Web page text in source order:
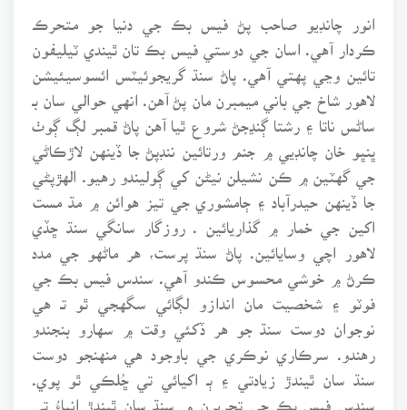
انور چانڊيو صاحب پڻ فيس بڪ جي دنيا جو متحرڪ
ڪردار آهي. اسان جي دوستي فيس بڪ تان ٿيندي ٽيليفون
تائين وڃي پهتي آهي. پاڻ سنڌ گريجوئيٽس ائسوسيئيشن
لاهور شاخ جي باني ميمبرن مان پڻ آهن. انهي حوالي سان بـ
ساڻس ناتا ۽ رشتا ڳنڍجڻ شروع ٿيا آهن پاڻ قمبر لڳ ڳوٺ
ڀنڀو خان چانڊيي ۾ جنم ورتائين ننڊپڻ جا ڏينهن لاڙڪاڻي
جي گهٽين ۾ ڪن نشيلن نيڻن کي ڳوليندو رهيو. الهڙپڻي
جا ڏينهن حيدرآباد ۽ ڄامشوري جي تيز هوائن ۾ مڌ مست
اکين جي خمار ۾ گذاريائين . روزگار سانگي سنڌ ڇڏي
لاهور اچي وسايائين. پاڻ سنڌ پرست، هر ماڻهو جي مدد
ڪرڻ ۾ خوشي محسوس ڪندو آهي. سندس فيس بڪ جي
فوٽو ۽ شخصيت مان اندازو لڳائي سگهجي ٿو تـ هي
نوجوان دوست سنڌ جو هر ڏکئي وقت ۾ سهارو بنجندو
رهندو. سرڪاري نوڪري جي باوجود هي منهنجو دوست
سنڌ سان ٿيندڙ زيادتي ۽ ٻـ اکيائي تي ڇُلڪي ٿو پوي.
سندس فيس بڪ جي تحريرن ۾ سنڌ سان ٿيندڙ انياءُ تي